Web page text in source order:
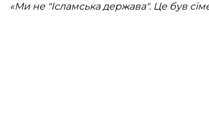
«Ми не "Ісламська держава". Це був